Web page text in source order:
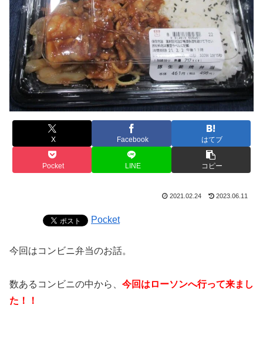
X Facebook はてブ
Pocket LINE コピー
2021.02.24 2023.06.11
Pocket
今回はコンビニ弁当のお話。
数あるコンビニの中から、 今回はローソンへ行って来まし
た！！